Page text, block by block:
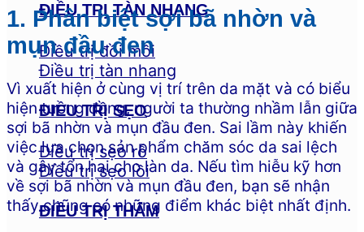
ĐIỀU TRỊ TÀN NHANG
Điều trị đồi mồi
Điều trị tàn nhang
ĐIỀU TRỊ SẸO
Điều trị sẹo rỗ
Điều trị sẹo lồi
ĐIỀU TRỊ THÂM
1. Phân biệt sợi bã nhờn và
mụn đầu đen
Vì xuất hiện ở cùng vị trí trên da mặt và có biểu
hiện tương đồng, người ta thường nhầm lẫn giữa
sợi bã nhờn và mụn đầu đen. Sai lầm này khiến
việc lựa chọn sản phẩm chăm sóc da sai lệch
và gây tổn hại cho làn da. Nếu tìm hiễu kỹ hơn
về sợi bã nhờn và mụn đầu đen, bạn sẽ nhận
thấy chũng có những điểm khác biệt nhất định.